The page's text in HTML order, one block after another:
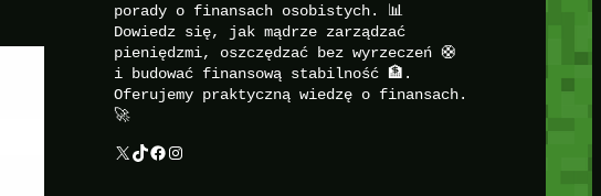
porady o finansach osobistych. 📊
Dowiedz się, jak mądrze zarządzać
pieniędzmi, oszczędzać bez wyrzeczeń 🛟
i budować finansową stabilność 🏦.
Oferujemy praktyczną wiedzę o finansach.
🚀
X TikTok Facebook Instagram